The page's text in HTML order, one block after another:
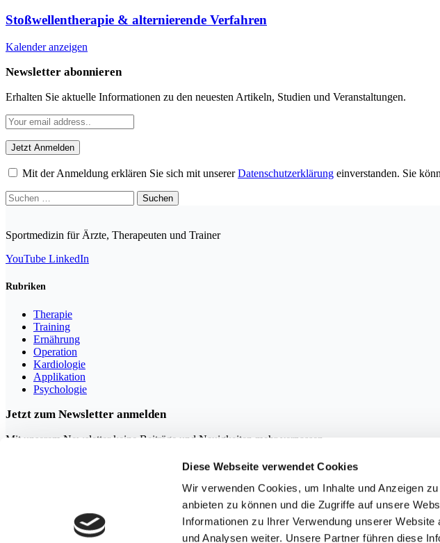
Diese Webseite verwendet Cookies
Wir verwenden Cookies, um Inhalte und Anzeigen
anbieten zu können und die Zugriffe auf unsere
Informationen zu Ihrer Verwendung unserer
und Analysen weiter. Unsere Partner führen diese
Stoßwellentherapie & alternierende Verfahren
Kalender anzeigen
Newsletter abonnieren
Erhalten Sie aktuelle Informationen zu den neuesten Artikeln, Studien und Veranstaltungen.
Mit der Anmeldung erklären Sie sich mit unsererDatenschutzerklärung einverstanden. Sie
Suchen
nach:
Sportmedizin für Ärzte, Therapeuten und Trainer
YouTube LinkedIn
Rubriken
Therapie
Training
Ernährung
Operation
Kardiologie
Applikation
Psychologie
Jetzt zum Newsletter anmelden
Mit unserem Newsletter keine Beiträge und Neuigkeiten mehr verpassen.
Mit der Anmeldung erklären Sie sich mit unserer Datenschutzerklärungeinverstanden. Sie
Copyright ©thesportGroup GmbH